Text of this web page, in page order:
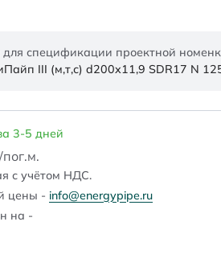
спецификации проектной
III (м,т,с) d200x11,9 SDR17 N
3-5 дней
/пог.м.
с учётом НДС.
цены - info@energypipe.ru
на -